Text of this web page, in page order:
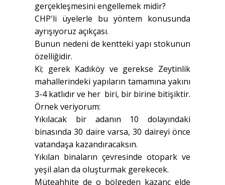
gerçekleşmesini engellemek midir?
CHP'li üyelerle bu yöntem konusunda
ayrışıyoruz açıkçası.
Bunun nedeni de kentteki yapı stokunun
özelliğidir.
Ki; gerek Kadıköy ve gerekse Zeytinlik
mahallerindeki yapıların tamamına yakını
3-4 katlıdır ve her biri, bir birine bitişiktir.
Örnek veriyorum:
Yıkılacak bir adanın 10 dolayındaki
binasında 30 daire varsa, 30 daireyi önce
vatandaşa kazandıracaksın.
Yıkılan binaların çevresinde otopark ve
yeşil alan da oluşturmak gerekecek.
Müteahhite de o bölgeden kazanç elde